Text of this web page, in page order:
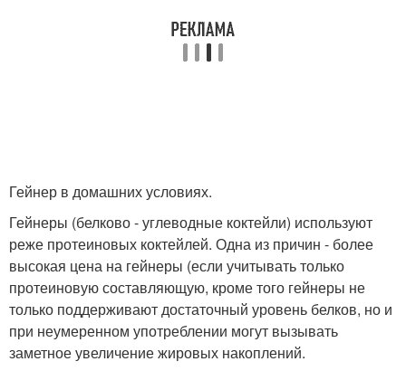
Гейнер в домашних условиях.
Гейнеры (белково - углеводные коктейли) используют
реже протеиновых коктейлей. Одна из причин - более
высокая цена на гейнеры (если учитывать только
протеиновую составляющую, кроме того гейнеры не
только поддерживают достаточный уровень белков, но и
при неумеренном употреблении могут вызывать
заметное увеличение жировых накоплений.